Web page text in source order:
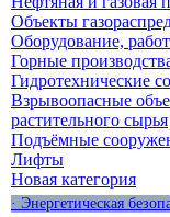
Объекты
Оборудование,
Горные
Гидротехнические
Взрывоопасные
растительного сырья
Подъёмные
Лифты
Новая категория
· Энергетическая